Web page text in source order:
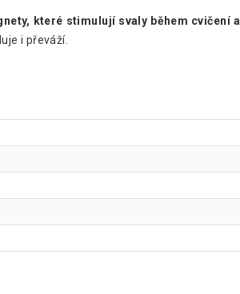
které stimulují svaly během cvičení a
i převáží.